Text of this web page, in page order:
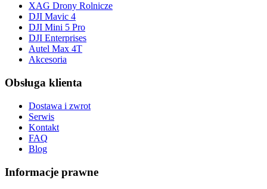
XAG Drony Rolnicze
DJI Mavic 4
DJI Mini 5 Pro
DJI Enterprises
Autel Max 4T
Akcesoria
Obsługa klienta
Dostawa i zwrot
Serwis
Kontakt
FAQ
Blog
Informacje prawne